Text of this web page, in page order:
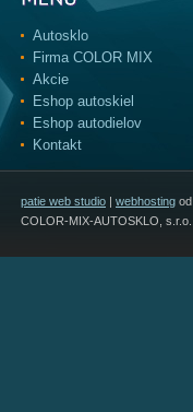
Autosklo
Firma COLOR MIX
Akcie
Eshop autoskiel
Eshop autodielov
Kontakt
patie web studio | webhosting
COLOR-MIX-AUTOSKLO,